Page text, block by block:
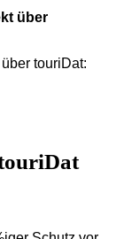
über
touriDat: